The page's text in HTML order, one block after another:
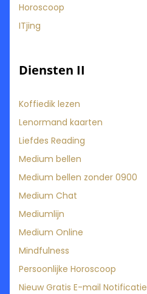
Horoscoop
ITjing
Diensten II
Koffiedik lezen
Lenormand kaarten
Liefdes Reading
Medium bellen
Medium bellen zonder 0900
Medium Chat
Mediumlijn
Medium Online
Mindfulness
Persoonlijke Horoscoop
Nieuw Gratis E-mail Notificatie